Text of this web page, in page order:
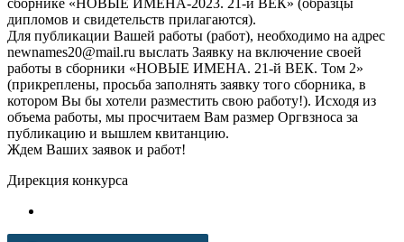
дипломов и свидетельств прилагаются).
Для публикации Вашей работы (работ), необходимо на адрес
newnames20@mail.ru выслать Заявку на включение своей
работы в сборники «НОВЫЕ ИМЕНА. 21-й ВЕК. Том 2»
(прикреплены, просьба заполнять заявку того сборника, в
котором Вы бы хотели разместить свою работу!). Исходя из
объема работы, мы просчитаем Вам размер Оргвзноса за
публикацию и вышлем квитанцию.
Ждем Ваших заявок и работ!
Дирекция конкурса